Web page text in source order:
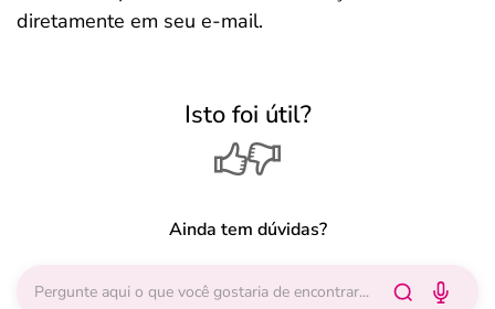
diretamente em seu e-mail.
Isto foi útil?
Ainda tem dúvidas?